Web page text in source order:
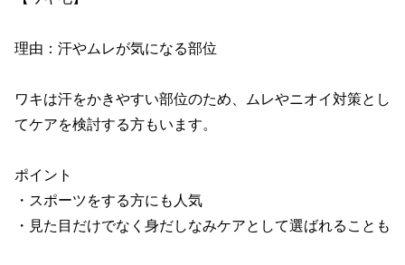
理由：汗やムレが気になる部位
ワキは汗をかきやすい部位のため、ムレやニオイ対策とし
てケアを検討する方もいます。
ポイント
・スポーツをする方にも人気
・見た目だけでなく身だしなみケアとして選ばれることも